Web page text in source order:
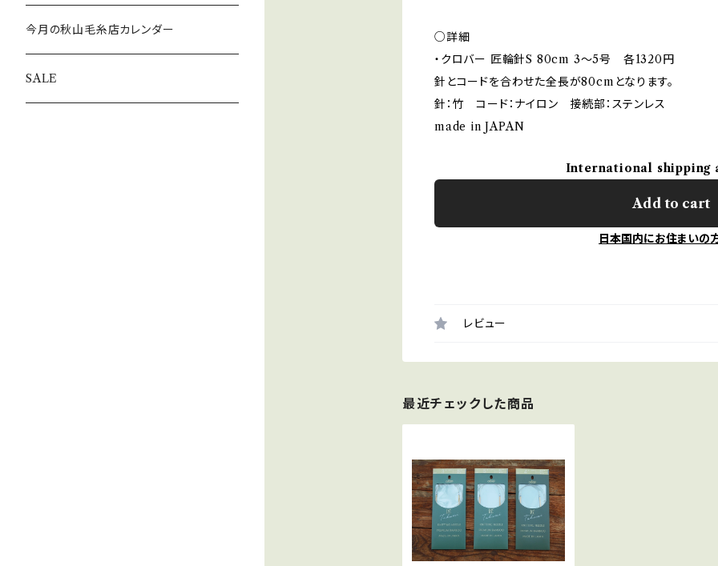
○詳細
・クロバー 匠輪針S 80cm 3〜5号 各1320円
針とコードを合わせた全長が80cmとなります。
針：竹 コード：ナイロン 接続部：ステンレス
made in JAPAN
International shipping
Add to cart
日本国内にお住まいの
レビュー
最近チェックした商品
今月の秋山毛糸店カレンダー
SALE